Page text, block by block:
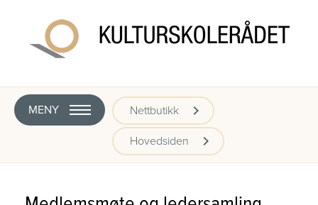
MENY Nettbutikk
Hovedsiden